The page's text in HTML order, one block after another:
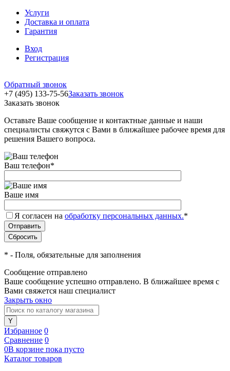
Услуги
Доставка и оплата
Гарантия
Вход
Регистрация
Обратный звонок
+7 (495) 133-75-56Заказать звонок
Заказать звонок
Оставьте Ваше сообщение и контактные данные и наши
специалисты свяжутся с Вами в ближайшее рабочее время для
решения Вашего вопроса.
Ваш телефон*
Ваше имя
Я согласен на обработку персональных данных.*
* - Поля, обязательные для заполнения
Сообщение отправлено
Ваше сообщение успешно отправлено. В ближайшее время с
Вами свяжется наш специалист
Закрыть окно
Избранное 0
Сравнение 0
0В корзине пока пусто
Каталог товаров